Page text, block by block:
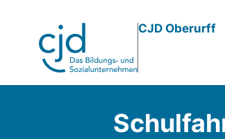
CJD Oberurff